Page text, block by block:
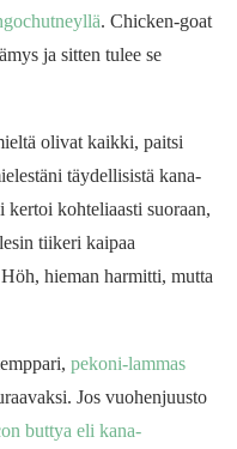
. Chicken-goat
ja sitten tulee se
olivat kaikki, paitsi
täydellisistä kana-
kohteliaasti suoraan,
tiikeri kaipaa
hieman harmitti, mutta
pekoni-lammas
Jos vuohenjuusto
buttya eli kana-